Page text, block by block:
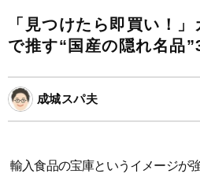
「見つけたら即買い！
で推す“国産の隠れ名品
成城スパ夫
輸入食品の宝庫というイメージが